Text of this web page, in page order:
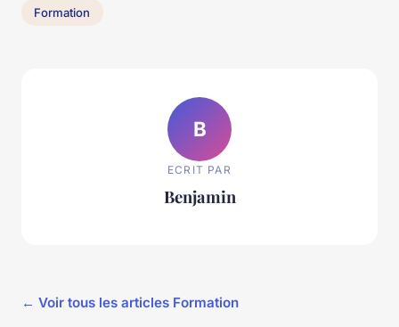
Formation
B
ECRIT PAR
Benjamin
← Voir tous les articles Formation